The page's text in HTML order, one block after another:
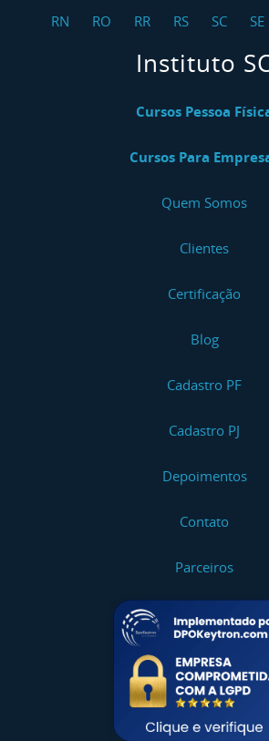
RN
RO RR RS SC SE
Instituto
Cursos Pessoa
Cursos Para
Quem Somos
Clientes
Certificação
Blog
Cadastro PF
Cadastro PJ
Depoimentos
Contato
Parceiros